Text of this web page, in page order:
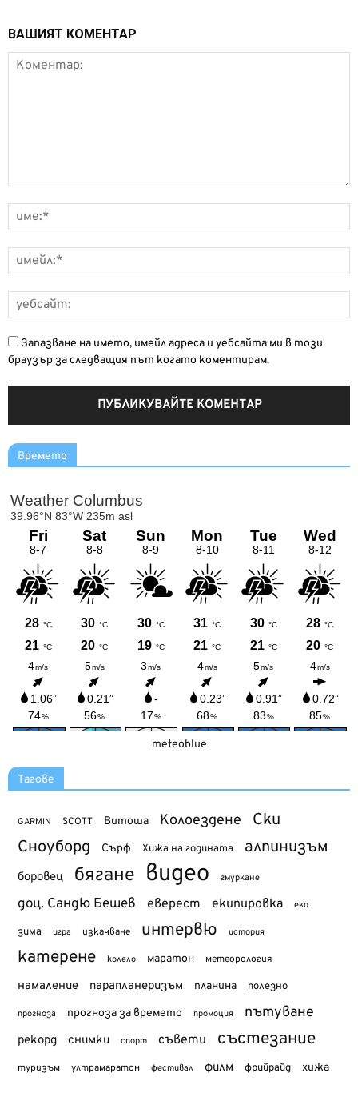
ВАШИЯТ КОМЕНТАР
Запазване на името, имейл адреса и уебсайта ми в този
браузър за следващия път когато коментирам.
Времето
meteoblue
Тагове
GARMIN SCOTT Витоша Колоездене Ски
Сноуборд Сърф Хижа на годината алпинизъм
боровец бягане видео гмуркане
доц. Сандю Бешев еверест екипировка еко
зима игра изкачване интервю история
катерене колело маратон метеорология
намаление парапланеризъм планина полезно
прогноза прогноза за времето промоция пътуване
рекорд снимки спорт съвети състезание
туризъм ултрамаратон фестивал филм фрийрайд хижа